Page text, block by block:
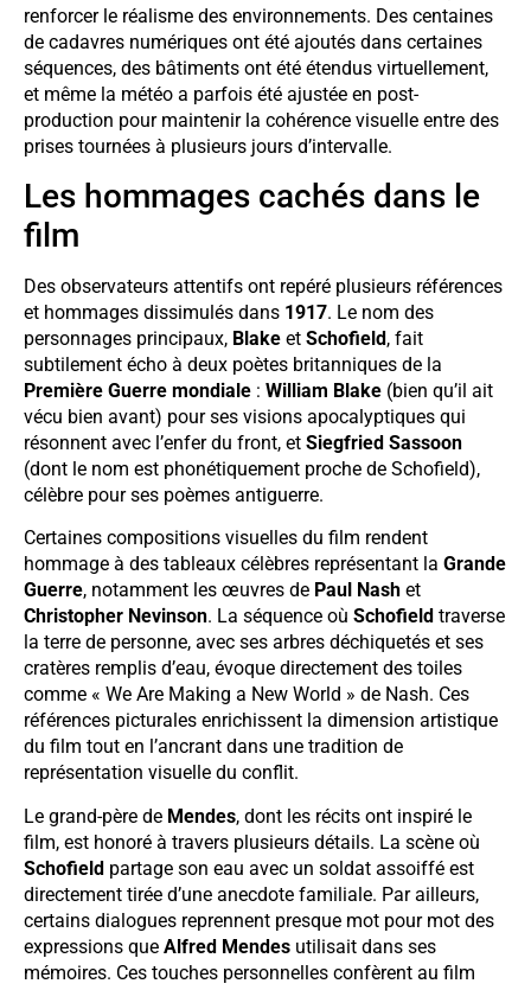
renforcer le réalisme des environnements. Des centaines
de cadavres numériques ont été ajoutés dans certaines
séquences, des bâtiments ont été étendus virtuellement,
et même la météo a parfois été ajustée en post-
production pour maintenir la cohérence visuelle entre des
prises tournées à plusieurs jours d’intervalle.
Les hommages cachés dans le
film
Des observateurs attentifs ont repéré plusieurs références
et hommages dissimulés dans 1917. Le nom des
personnages principaux, Blake et Schofield, fait
subtilement écho à deux poètes britanniques de la
Première Guerre mondiale : William Blake (bien qu’il ait
vécu bien avant) pour ses visions apocalyptiques qui
résonnent avec l’enfer du front, et Siegfried Sassoon
(dont le nom est phonétiquement proche de Schofield),
célèbre pour ses poèmes antiguerre.
Certaines compositions visuelles du film rendent
hommage à des tableaux célèbres représentant la Grande
Guerre, notamment les œuvres de Paul Nash et
Christopher Nevinson. La séquence où Schofield traverse
la terre de personne, avec ses arbres déchiquetés et ses
cratères remplis d’eau, évoque directement des toiles
comme « We Are Making a New World » de Nash. Ces
références picturales enrichissent la dimension artistique
du film tout en l’ancrant dans une tradition de
représentation visuelle du conflit.
Le grand-père de Mendes, dont les récits ont inspiré le
film, est honoré à travers plusieurs détails. La scène où
Schofield partage son eau avec un soldat assoiffé est
directement tirée d’une anecdote familiale. Par ailleurs,
certains dialogues reprennent presque mot pour mot des
expressions que Alfred Mendes utilisait dans ses
mémoires. Ces touches personnelles confèrent au film